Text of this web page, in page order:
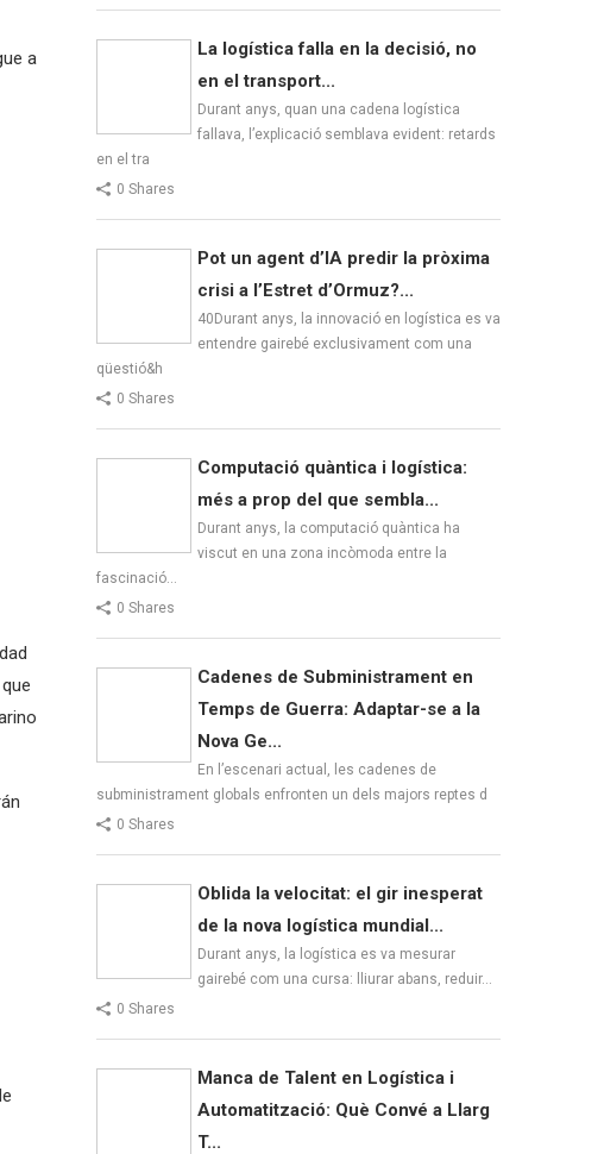
a
La logística falla en la decisió, no
en el transport...
Durant anys, quan una cadena logística
fallava, l’explicació semblava evident: retards
en el tra
0 Shares
Pot un agent d’IA predir la pròxima
crisi a l’Estret d’Ormuz?...
40Durant anys, la innovació en logística es va
entendre gairebé exclusivament com una
qüestió&h
0 Shares
Computació quàntica i logística:
més a prop del que sembla...
Durant anys, la computació quàntica ha
viscut en una zona incòmoda entre la
fascinació…
0 Shares
Cadenes de Subministrament en
Temps de Guerra: Adaptar-se a la
Nova Ge...
En l’escenari actual, les cadenes de
subministrament globals enfronten un dels majors reptes d
0 Shares
Oblida la velocitat: el gir inesperat
de la nova logística mundial...
Durant anys, la logística es va mesurar
gairebé com una cursa: lliurar abans, reduir…
0 Shares
Manca de Talent en Logística i
Automatització: Què Convé a Llarg
T...